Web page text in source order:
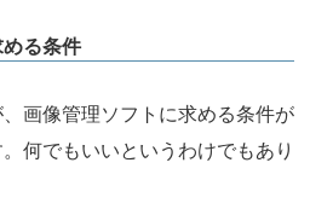
る条件
画像管理ソフトに求める条件が
何でもいいというわけでもあり